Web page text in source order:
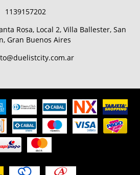
1139157202
Rosa, Local 2, Villa Ballester, San
Gran Buenos Aires